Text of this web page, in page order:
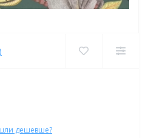
дешевше?